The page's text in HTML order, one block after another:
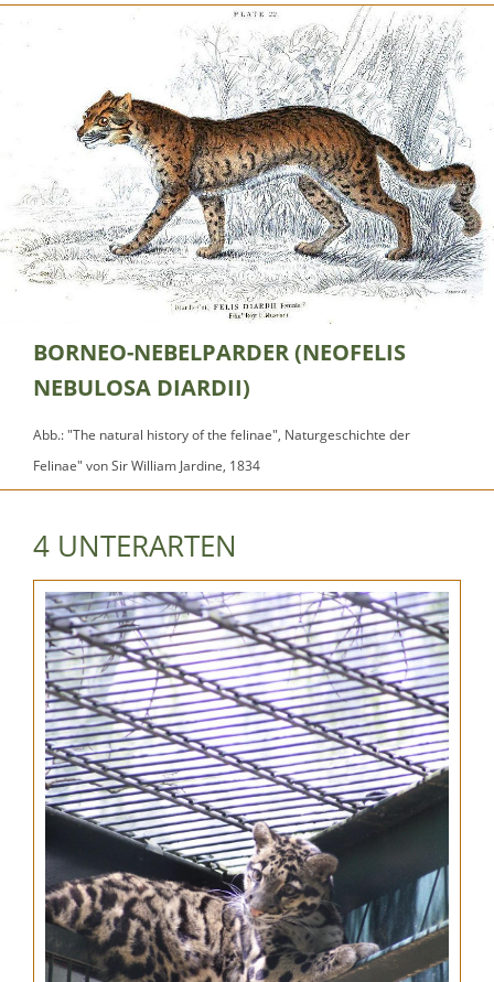
BORNEO-NEBELPARDER (NEOFELIS
NEBULOSA DIARDII)
Abb.: "The natural history of the felinae", Naturgeschichte der
Felinae" von Sir William Jardine, 1834
4 UNTERARTEN